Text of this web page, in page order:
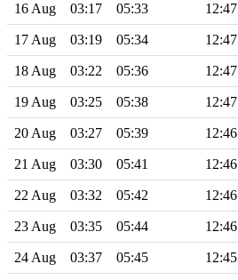
16 Aug 03:17 05:33 12:47
17 Aug 03:19 05:34 12:47
18 Aug 03:22 05:36 12:47
19 Aug 03:25 05:38 12:47
20 Aug 03:27 05:39 12:46
21 Aug 03:30 05:41 12:46
22 Aug 03:32 05:42 12:46
23 Aug 03:35 05:44 12:46
24 Aug 03:37 05:45 12:45